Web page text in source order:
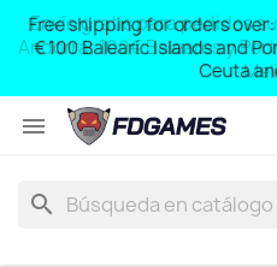
Free shipping for orders
€ 100 Balearic Islands and
Ceuta

search